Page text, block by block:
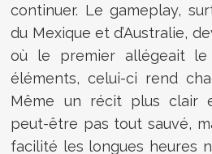
continuer. Le gameplay,
du Mexique et d’Australie,
où le premier allégeait
éléments, celui-ci rend
Même un récit plus clair
peut-être pas tout sauvé,
facilité les longues heures